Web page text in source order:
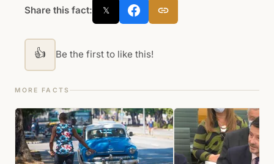
Share this fact: 𝕏
👍 Be the first to like this!
MORE FACTS